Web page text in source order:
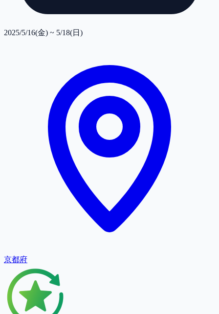
2025/5/16(金) ~ 5/18(日)
京都府